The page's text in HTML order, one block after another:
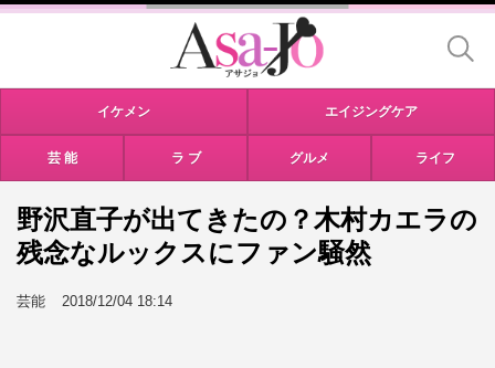
イケメン エイジングケア
芸 能 ラ ブ グルメ ライフ
野沢直子が出てきたの？木村カエラの
残念なルックスにファン騒然
芸能 2018/12/04 18:14